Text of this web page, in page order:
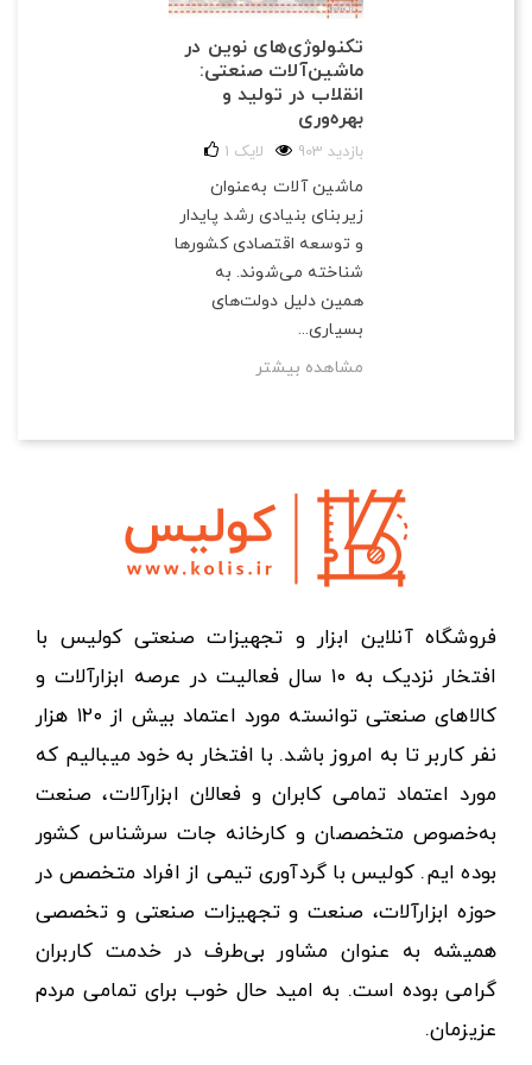
تکنولوژی‌های نوین در
ماشین‌آلات صنعتی:
انقلاب در تولید و
بهره‌وری
903 بازدید 1 لایک
ماشین آلات به‌عنوان
زیربنای بنیادی رشد پایدار
و توسعه اقتصادی کشورها
شناخته می‌شوند. به
همین دلیل دولت‌های
بسیاری...
مشاهده بیشتر
فروشگاه آنلاین ابزار و تجهیزات صنعتی کولیس با
افتخار نزدیک به ۱۰ سال فعالیت در عرصه ابزارآلات و
کالاهای صنعتی توانسته مورد اعتماد بیش از ۱۲۰ هزار
نفر کاربر تا به امروز باشد. با افتخار به خود میبالیم که
مورد اعتماد تمامی کابران و فعالان ابزارآلات، صنعت
به‌خصوص متخصصان و کارخانه جات سرشناس کشور
بوده ایم. کولیس با گردآوری تیمی از افراد متخصص در
حوزه ابزارآلات، صنعت و تجهیزات صنعتی و تخصصی
همیشه به عنوان مشاور بی‌طرف در خدمت کاربران
گرامی بوده است. به امید حال خوب برای تمامی مردم
عزیزمان.